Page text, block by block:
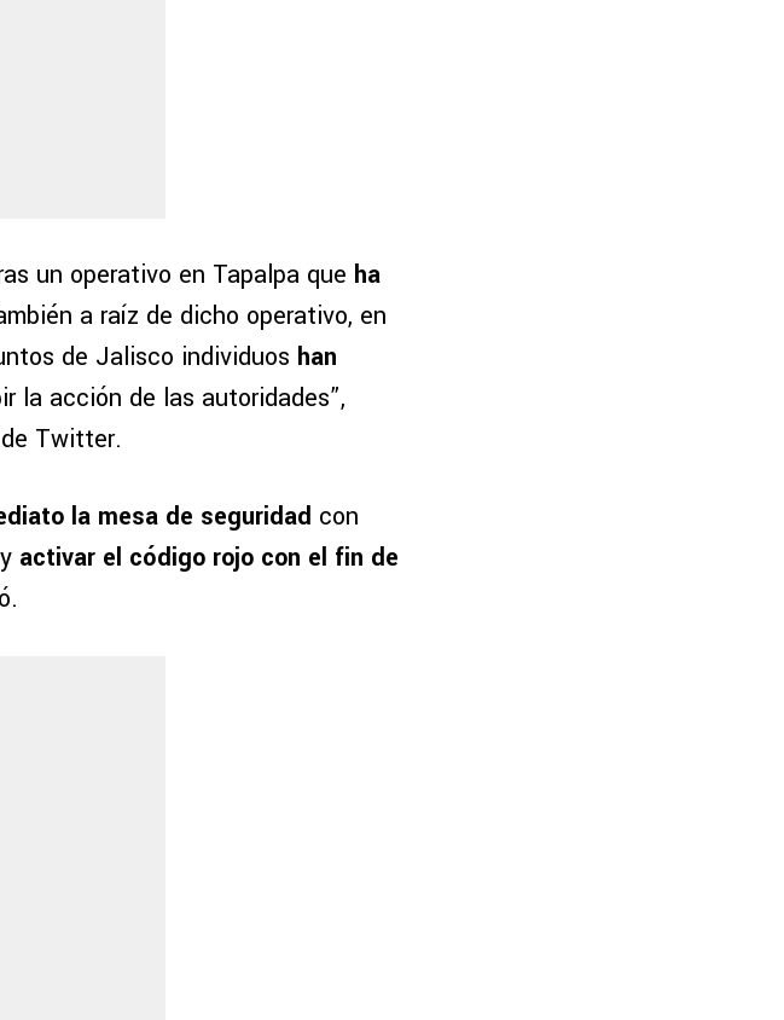
un operativo en Tapalpa que ha
a raíz de dicho operativo, en
de Jalisco individuos han
la acción de las autoridades”,
Twitter.
la mesa de seguridad con
activar el código rojo con el fin de